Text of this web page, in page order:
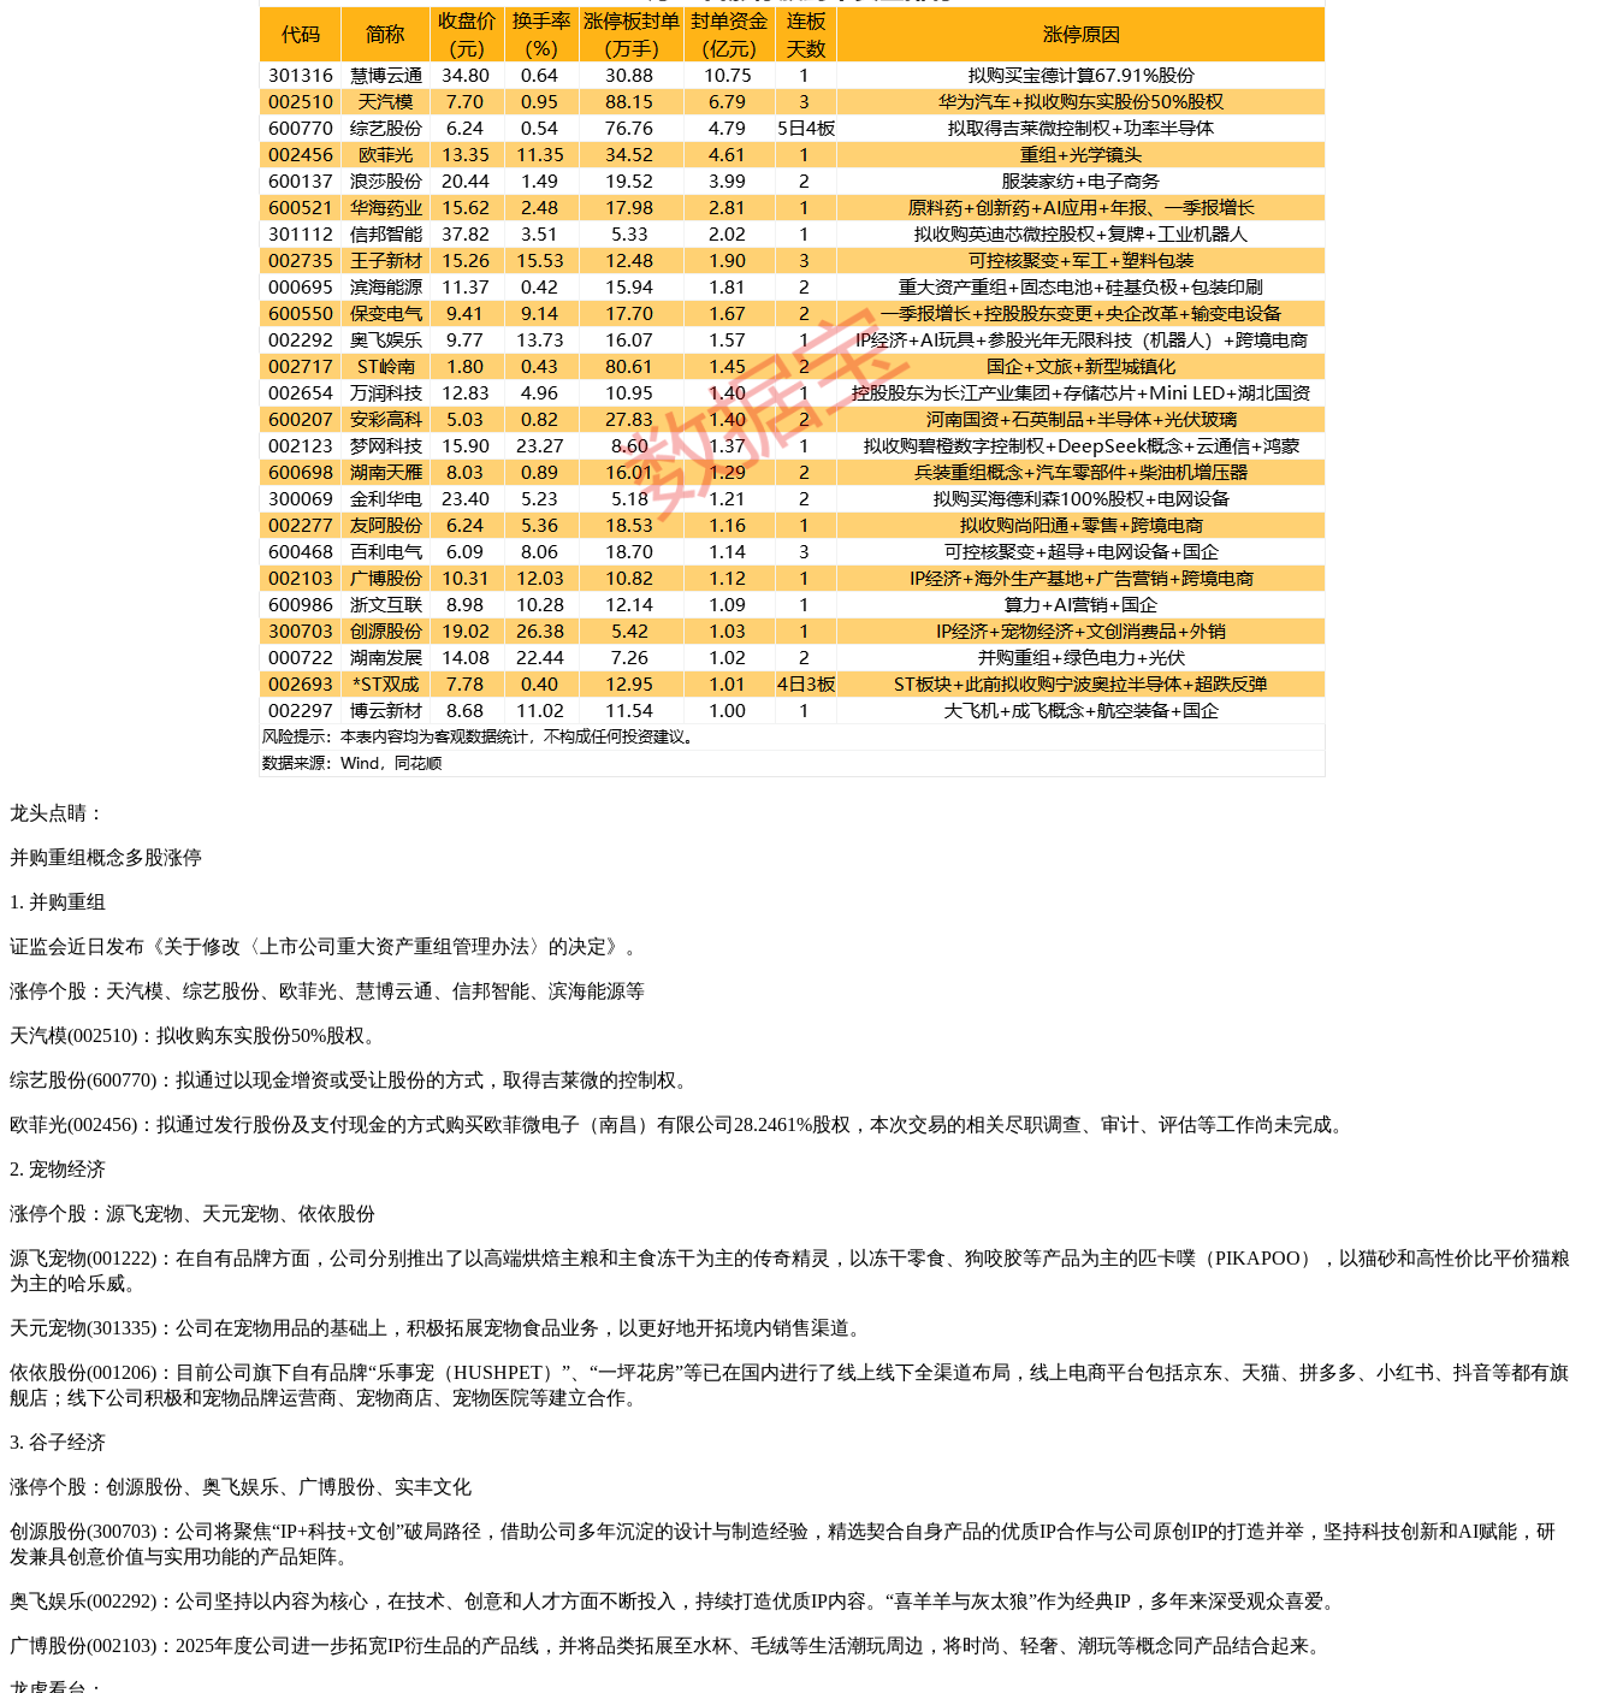
龙头点睛：
并购重组概念多股涨停
1. 并购重组
证监会近日发布《关于修改〈上市公司重大资产重组管理办法〉的决定》。
涨停个股：天汽模、综艺股份、欧菲光、慧博云通、信邦智能、滨海能源等
天汽模(002510)：拟收购东实股份50%股权。
综艺股份(600770)：拟通过以现金增资或受让股份的方式，取得吉莱微的控制权。
欧菲光(002456)：拟通过发行股份及支付现金的方式购买欧菲微电子（南昌）有限公司28.2461%股权，本次交易的相关尽职调查、审计、评估等工作尚未完成。
2. 宠物经济
涨停个股：源飞宠物、天元宠物、依依股份
源飞宠物(001222)：在自有品牌方面，公司分别推出了以高端烘焙主粮和主食冻干为主的传奇精灵，以冻干零食、狗咬胶等产品为主的匹卡噗（PIKAPOO），以猫砂和高性价比平价猫粮
为主的哈乐威。
天元宠物(301335)：公司在宠物用品的基础上，积极拓展宠物食品业务，以更好地开拓境内销售渠道。
依依股份(001206)：目前公司旗下自有品牌“乐事宠（HUSHPET）”、“一坪花房”等已在国内进行了线上线下全渠道布局，线上电商平台包括京东、天猫、拼多多、小红书、抖音等都有旗
舰店；线下公司积极和宠物品牌运营商、宠物商店、宠物医院等建立合作。
3. 谷子经济
涨停个股：创源股份、奥飞娱乐、广博股份、实丰文化
创源股份(300703)：公司将聚焦“IP+科技+文创”破局路径，借助公司多年沉淀的设计与制造经验，精选契合自身产品的优质IP合作与公司原创IP的打造并举，坚持科技创新和AI赋能，研
发兼具创意价值与实用功能的产品矩阵。
奥飞娱乐(002292)：公司坚持以内容为核心，在技术、创意和人才方面不断投入，持续打造优质IP内容。“喜羊羊与灰太狼”作为经典IP，多年来深受观众喜爱。
广博股份(002103)：2025年度公司进一步拓宽IP衍生品的产品线，并将品类拓展至水杯、毛绒等生活潮玩周边，将时尚、轻奢、潮玩等概念同产品结合起来。